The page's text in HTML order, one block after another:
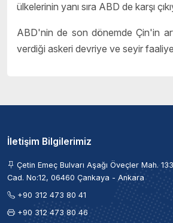
ülkelerinin yanı sıra ABD de karşı
ABD'nin de son dönemde Çin'in
verdiği askeri devriye ve seyir
İletişim Bilgilerimiz
Çetin Emeç Bulvarı Aşağı Öveçler Mah.
Cad. No:12, 06460 Çankaya - Ankara
+90 312 473 80 41
+90 312 473 80 46